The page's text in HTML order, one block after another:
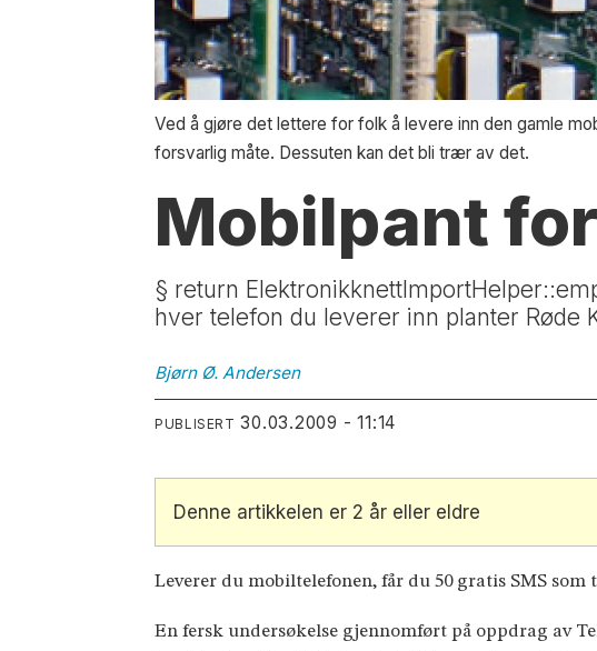
Ved å gjøre det lettere for folk å levere inn den gamle
forsvarlig måte. Dessuten kan det bli trær av det.
Mobilpant
§ return
hver telefon du leverer inn planter
Bjørn Ø. Andersen
PUBLISERT 30.03.2009 - 11:14
Denne artikkelen er 2 år eller eldre
Leverer du mobiltelefonen, får du 50 gratis SMS
En fersk undersøkelse gjennomført på oppdrag av